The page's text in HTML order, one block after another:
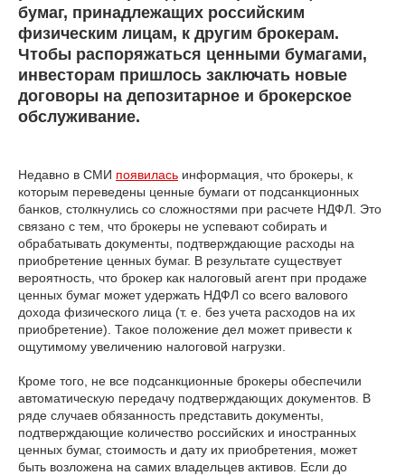
бумаг, принадлежащих российским
физическим лицам, к другим брокерам.
Чтобы распоряжаться ценными бумагами,
инвесторам пришлось заключать новые
договоры на депозитарное и брокерское
обслуживание.
Недавно в СМИ появилась информация, что брокеры, к
которым переведены ценные бумаги от подсанкционных
банков, столкнулись со сложностями при расчете НДФЛ. Это
связано с тем, что брокеры не успевают собирать и
обрабатывать документы, подтверждающие расходы на
приобретение ценных бумаг. В результате существует
вероятность, что брокер как налоговый агент при продаже
ценных бумаг может удержать НДФЛ со всего валового
дохода физического лица (т. е. без учета расходов на их
приобретение). Такое положение дел может привести к
ощутимому увеличению налоговой нагрузки.
Кроме того, не все подсанкционные брокеры обеспечили
автоматическую передачу подтверждающих документов. В
ряде случаев обязанность представить документы,
подтверждающие количество российских и иностранных
ценных бумаг, стоимость и дату их приобретения, может
быть возложена на самих владельцев активов. Если до